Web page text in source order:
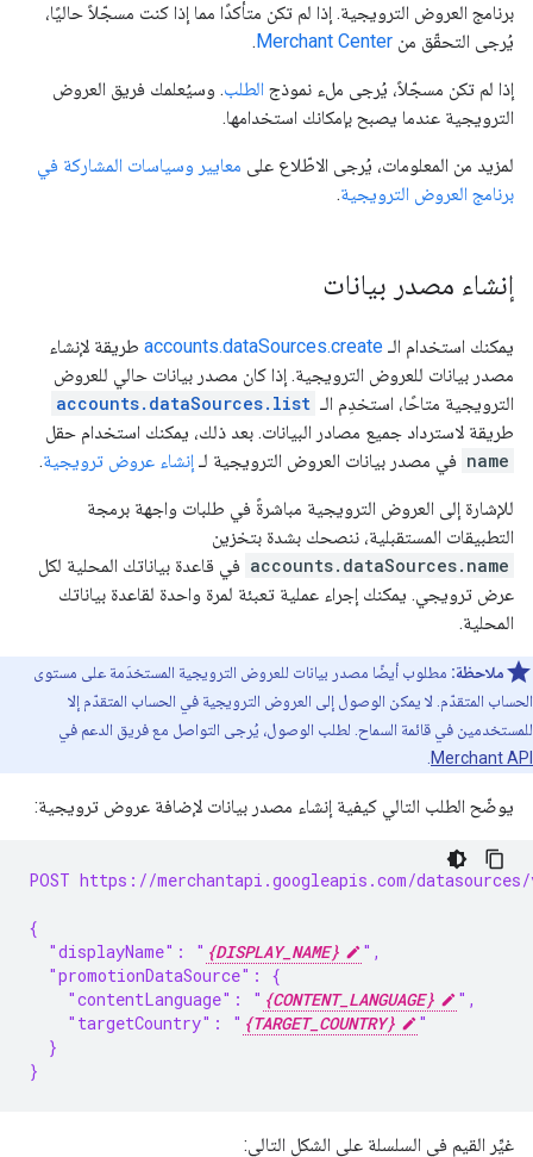
برنامج العروض الترويجية. إذا لم تكن متأكدًا مما إذا كنت مسجّلاً حاليًا،
يُرجى التحقّق من Merchant Center
.
إذا لم تكن مسجّلاً، يُرجى ملء نموذج الطلب. وسيُعلمك فريق العروض
الترويجية عندما يصبح بإمكانك استخدامها.
لمزيد من المعلومات، يُرجى الاطّلاع على معايير وسياسات المشاركة في
برنامج العروض الترويجية.
إنشاء مصدر بيانات
يمكنك استخدام الـ accounts.dataSources.create طريقة لإنشاء
مصدر بيانات للعروض الترويجية. إذا كان مصدر بيانات حالي للعروض
الترويجية متاحًا، استخدِم الـ accounts.dataSources.list
طريقة لاسترداد جميع مصادر البيانات. بعد ذلك، يمكنك استخدام حقل
name في مصدر بيانات العروض الترويجية لـ إنشاء عروض ترويجية.
للإشارة إلى العروض الترويجية مباشرةً في طلبات واجهة برمجة
التطبيقات المستقبلية، ننصحك بشدة بتخزين
accounts.dataSources.name في قاعدة بياناتك المحلية لكل
عرض ترويجي. يمكنك إجراء عملية تعبئة لمرة واحدة لقاعدة بياناتك
المحلية.
ملاحظة: مطلوب أيضًا مصدر بيانات للعروض الترويجية المستخدَمة على مستوى
الحساب المتقدّم. لا يمكن الوصول إلى العروض الترويجية في الحساب المتقدّم إلا
للمستخدمين في قائمة السماح. لطلب الوصول، يُرجى التواصل مع فريق الدعم في
Merchant API
يوضّح الطلب التالي كيفية إنشاء مصدر بيانات لإضافة عروض ترويجية:
POST https://merchantapi.googleapis.com/
{
  "displayName": "
{DISPLAY_NAME}
",
  "promotionDataSource": {
    "contentLanguage": "
{CONTENT_LANGUAGE}
",
    "targetCountry": "
{TARGET_COUNTRY}
"
  }
}
غيِّر القيم في السلسلة على الشكل التالي: